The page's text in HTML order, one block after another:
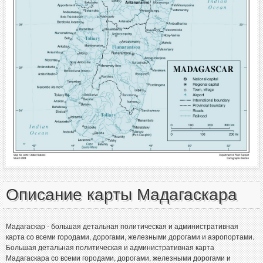
Описание карты Мадагаскара
Мадагаскар - большая детальная политическая и административная
карта со всеми городами, дорогами, железными дорогами и аэропортами.
Большая детальная политическая и административная карта
Мадагаскара со всеми городами, дорогами, железными дорогами и